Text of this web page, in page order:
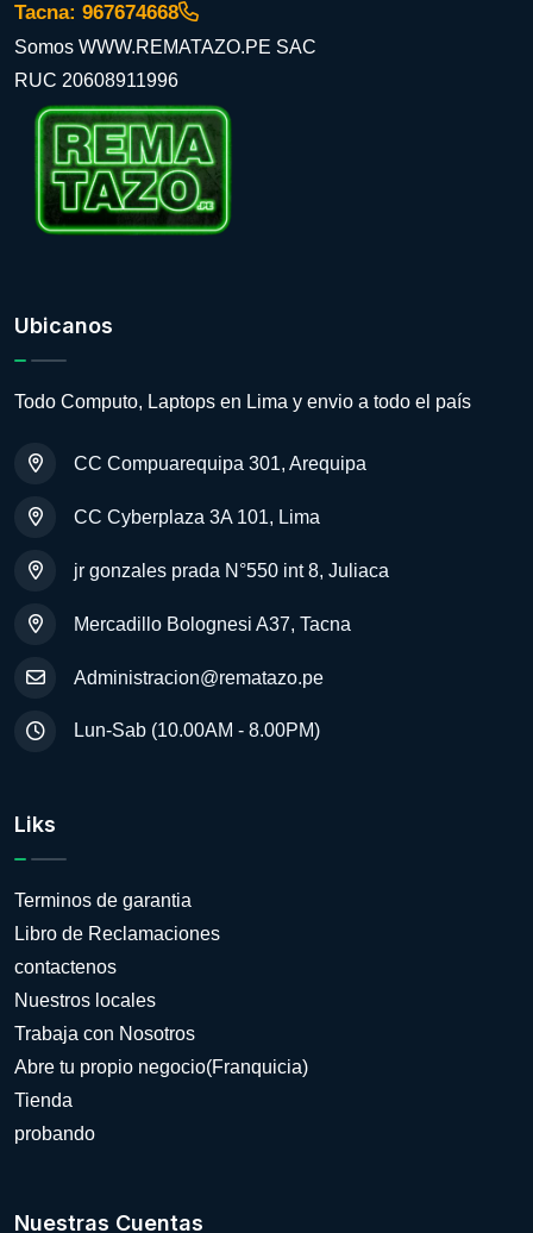
Tacna: 967674668
Somos WWW.REMATAZO.PE SAC
RUC 20608911996
Ubicanos
Todo Computo, Laptops en Lima y envio a todo el país
CC Compuarequipa 301, Arequipa
CC Cyberplaza 3A 101, Lima
jr gonzales prada N°550 int 8, Juliaca
Mercadillo Bolognesi A37, Tacna
Administracion@rematazo.pe
Lun-Sab (10.00AM - 8.00PM)
Liks
Terminos de garantia
Libro de Reclamaciones
contactenos
Nuestros locales
Trabaja con Nosotros
Abre tu propio negocio(Franquicia)
Tienda
probando
Nuestras Cuentas